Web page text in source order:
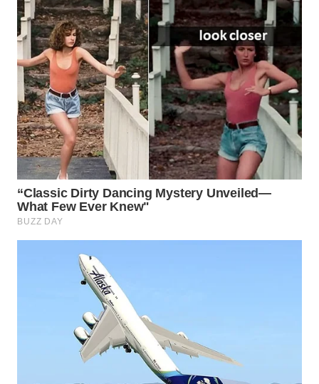
WN
INDRAMAYU
WN
KUNINGAN
WN
MAJALENGKA
SUBANG
WN